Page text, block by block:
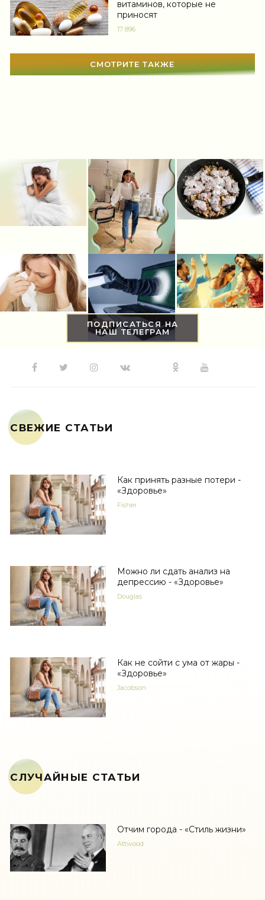
Сонник
Мир женщины (1812)
витаминов, которые не
приносят
17 896
СМОТРИТЕ ТАКЖЕ
ПОДПИСАТЬСЯ НА
НАШ ТЕЛЕГРАМ
СВЕЖИЕ СТАТЬИ
Как принять разные потери -
«Здоровье»
Fisher
Можно ли сдать анализ на
депрессию - «Здоровье»
Douglas
Как не сойти с ума от жары -
«Здоровье»
Jacobson
СЛУЧАЙНЫЕ СТАТЬИ
Отчим города - «Стиль жизни»
Attwood